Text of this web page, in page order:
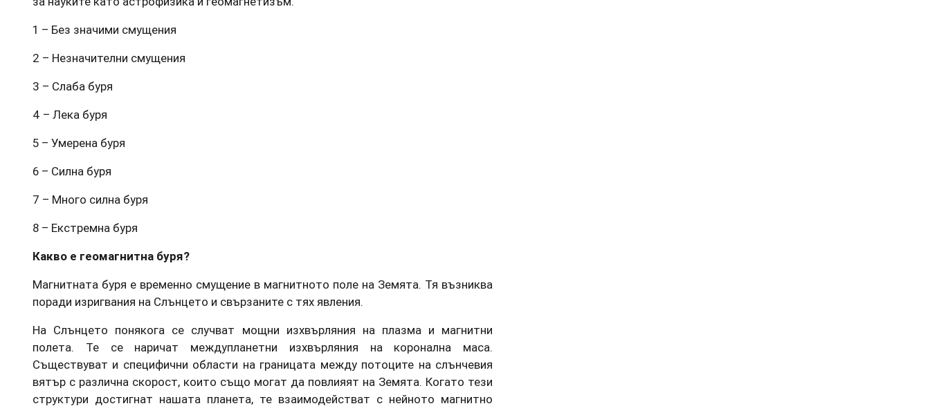
1 – Без значими смущения
2 – Незначителни смущения
3 – Слаба буря
4 – Лека буря
5 – Умерена буря
6 – Силна буря
7 – Много силна буря
8 – Екстремна буря
Какво е геомагнитна буря?
Магнитната буря е временно смущение в магнитното поле на Земята. Тя възниква
поради изригвания на Слънцето и свързаните с тях явления.
На Слънцето понякога се случват мощни изхвърляния на плазма и магнитни
полета. Те се наричат междупланетни изхвърляния на коронална маса.
Съществуват и специфични области на границата между потоците на слънчевия
вятър с различна скорост, които също могат да повлияят на Земята. Когато тези
структури достигнат нашата планета, те взаимодействат с нейното магнитно